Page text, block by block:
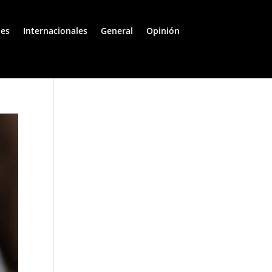
Internacionales General Opinión